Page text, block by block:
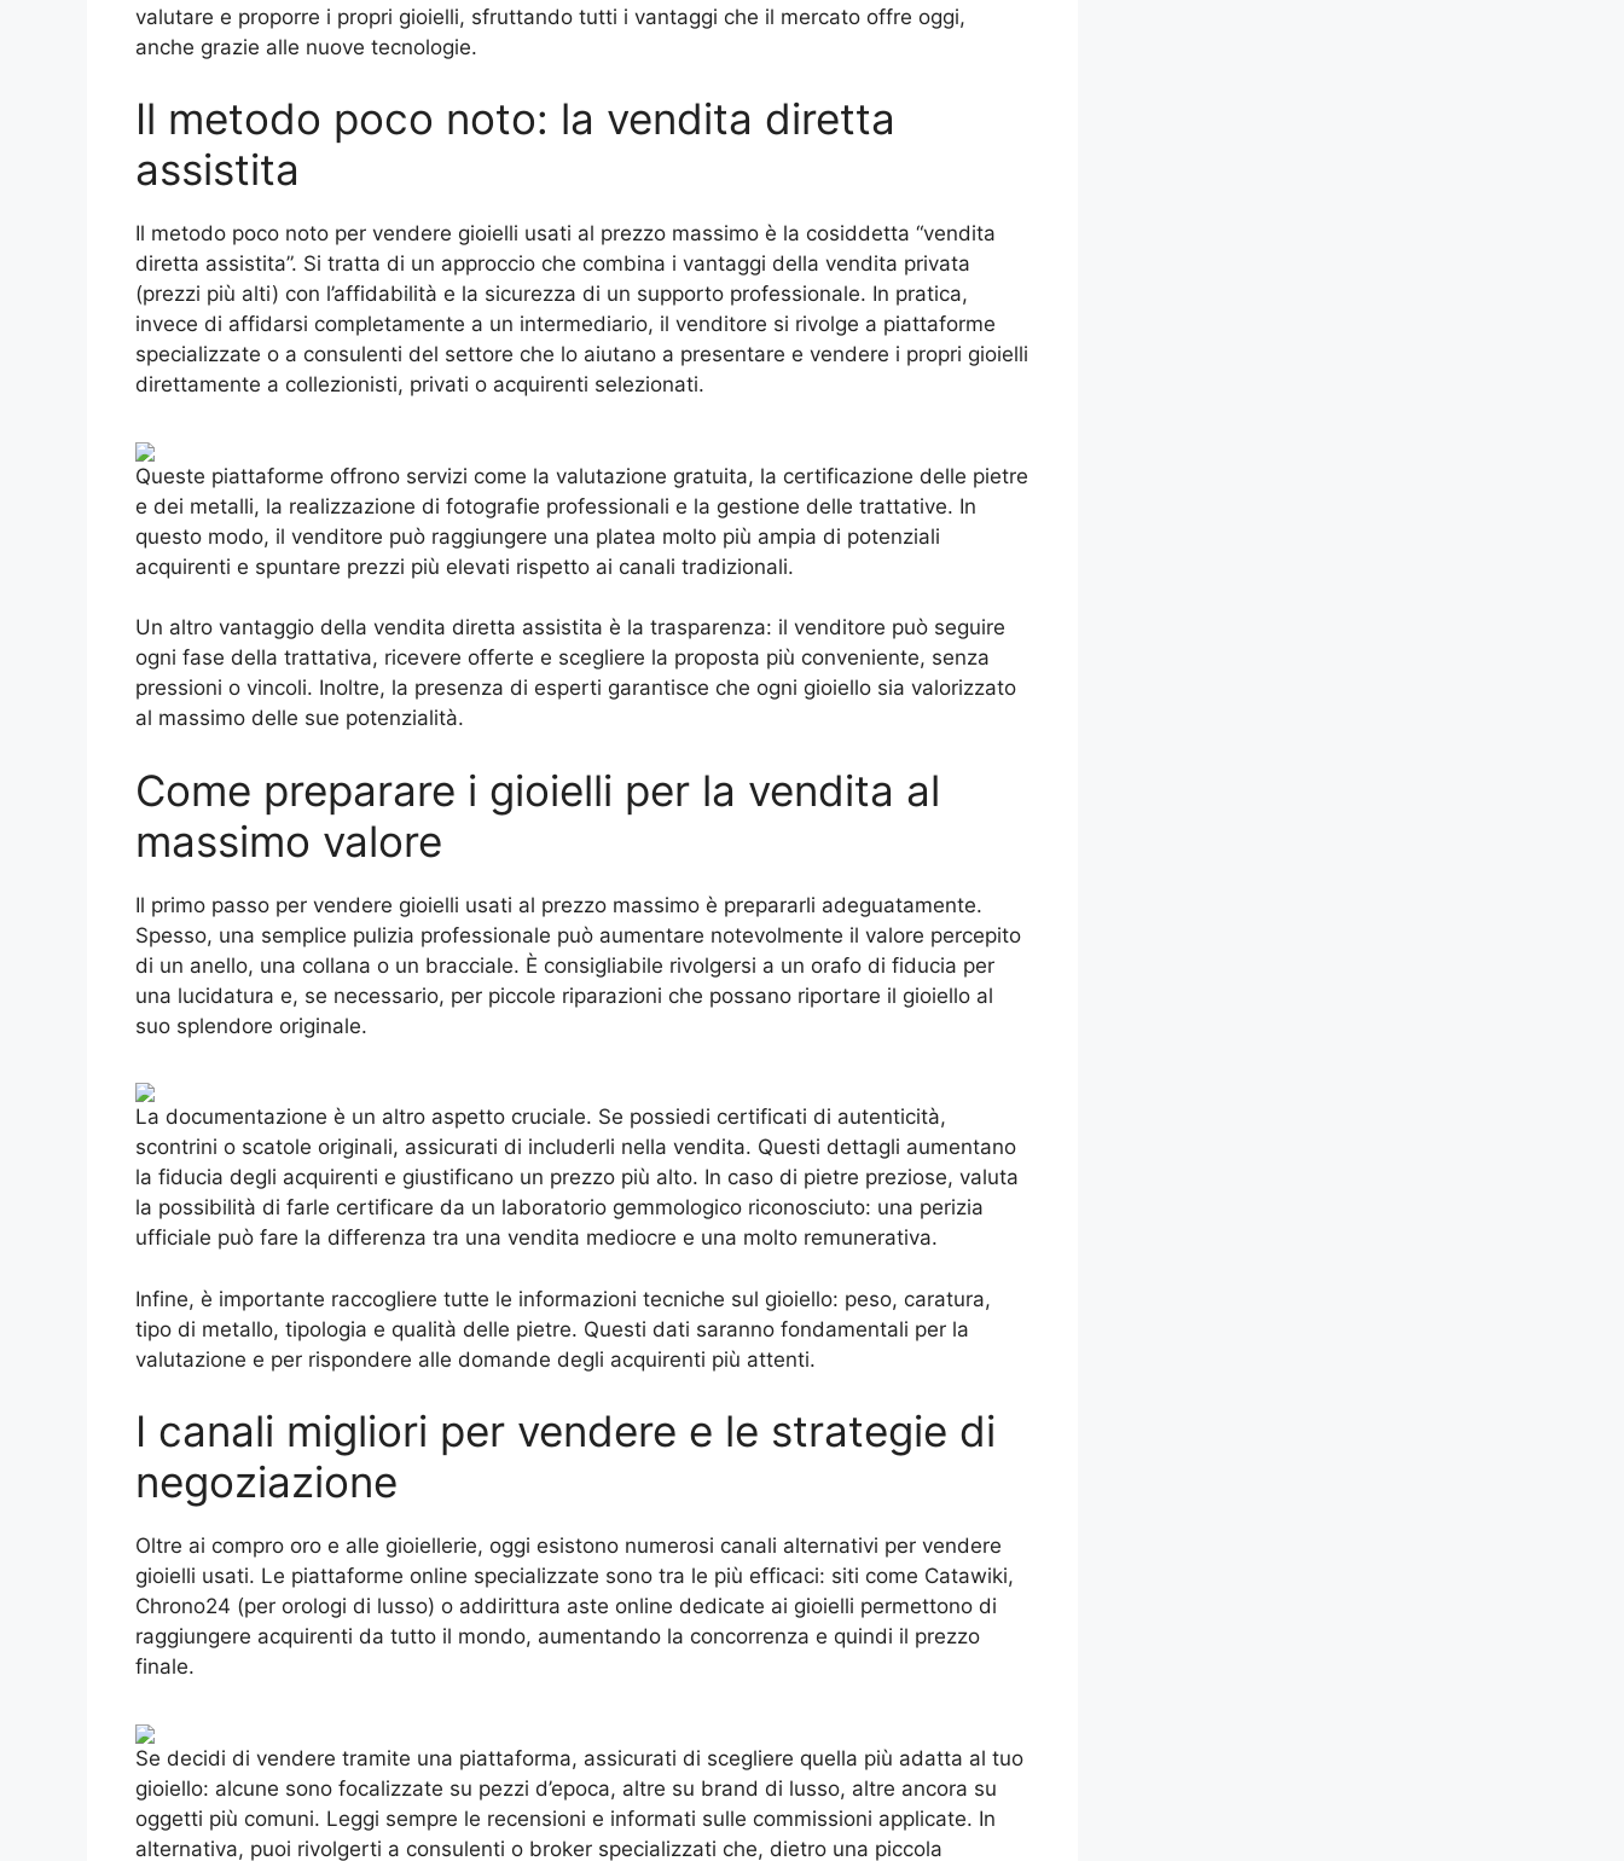
valutare e proporre i propri gioielli, sfruttando tutti i vantaggi che il mercato offre oggi,
anche grazie alle nuove tecnologie.
Il metodo poco noto: la vendita diretta
assistita
Il metodo poco noto per vendere gioielli usati al prezzo massimo è la cosiddetta “vendita
diretta assistita”. Si tratta di un approccio che combina i vantaggi della vendita privata
(prezzi più alti) con l’affidabilità e la sicurezza di un supporto professionale. In pratica,
invece di affidarsi completamente a un intermediario, il venditore si rivolge a piattaforme
specializzate o a consulenti del settore che lo aiutano a presentare e vendere i propri gioielli
direttamente a collezionisti, privati o acquirenti selezionati.
Queste piattaforme offrono servizi come la valutazione gratuita, la certificazione delle pietre
e dei metalli, la realizzazione di fotografie professionali e la gestione delle trattative. In
questo modo, il venditore può raggiungere una platea molto più ampia di potenziali
acquirenti e spuntare prezzi più elevati rispetto ai canali tradizionali.
Un altro vantaggio della vendita diretta assistita è la trasparenza: il venditore può seguire
ogni fase della trattativa, ricevere offerte e scegliere la proposta più conveniente, senza
pressioni o vincoli. Inoltre, la presenza di esperti garantisce che ogni gioiello sia valorizzato
al massimo delle sue potenzialità.
Come preparare i gioielli per la vendita al
massimo valore
Il primo passo per vendere gioielli usati al prezzo massimo è prepararli adeguatamente.
Spesso, una semplice pulizia professionale può aumentare notevolmente il valore percepito
di un anello, una collana o un bracciale. È consigliabile rivolgersi a un orafo di fiducia per
una lucidatura e, se necessario, per piccole riparazioni che possano riportare il gioiello al
suo splendore originale.
La documentazione è un altro aspetto cruciale. Se possiedi certificati di autenticità,
scontrini o scatole originali, assicurati di includerli nella vendita. Questi dettagli aumentano
la fiducia degli acquirenti e giustificano un prezzo più alto. In caso di pietre preziose, valuta
la possibilità di farle certificare da un laboratorio gemmologico riconosciuto: una perizia
ufficiale può fare la differenza tra una vendita mediocre e una molto remunerativa.
Infine, è importante raccogliere tutte le informazioni tecniche sul gioiello: peso, caratura,
tipo di metallo, tipologia e qualità delle pietre. Questi dati saranno fondamentali per la
valutazione e per rispondere alle domande degli acquirenti più attenti.
I canali migliori per vendere e le strategie di
negoziazione
Oltre ai compro oro e alle gioiellerie, oggi esistono numerosi canali alternativi per vendere
gioielli usati. Le piattaforme online specializzate sono tra le più efficaci: siti come Catawiki,
Chrono24 (per orologi di lusso) o addirittura aste online dedicate ai gioielli permettono di
raggiungere acquirenti da tutto il mondo, aumentando la concorrenza e quindi il prezzo
finale.
Se decidi di vendere tramite una piattaforma, assicurati di scegliere quella più adatta al tuo
gioiello: alcune sono focalizzate su pezzi d’epoca, altre su brand di lusso, altre ancora su
oggetti più comuni. Leggi sempre le recensioni e informati sulle commissioni applicate. In
alternativa, puoi rivolgerti a consulenti o broker specializzati che, dietro una piccola